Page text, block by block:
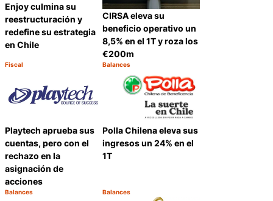
Enjoy culmina su
reestructuración y
redefine su estrategia
en Chile
Categoría:
Fiscal
CIRSA eleva su
beneficio operativo un
8,5% en el 1T y roza los
€200m
Categoría:
Balances
Playtech aprueba sus
cuentas, pero con el
rechazo en la
asignación de
acciones
Categoría:
Balances
Polla Chilena eleva sus
ingresos un 24% en el
1T
Categoría:
Balances